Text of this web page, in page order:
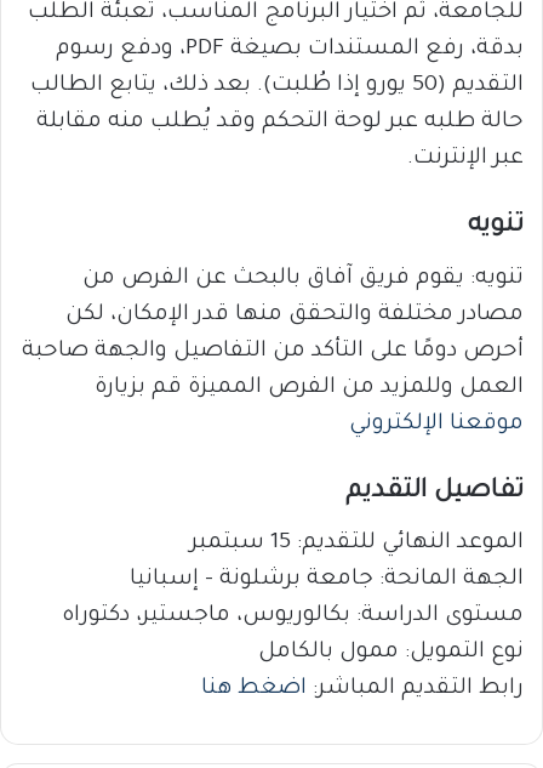
للجامعة، ثم اختيار البرنامج المناسب، تعبئة الطلب
بدقة، رفع المستندات بصيغة PDF، ودفع رسوم
التقديم (50 يورو إذا طُلبت). بعد ذلك، يتابع الطالب
حالة طلبه عبر لوحة التحكم وقد يُطلب منه مقابلة
عبر الإنترنت.
تنويه
تنويه: يقوم فريق آفاق بالبحث عن الفرص من
مصادر مختلفة والتحقق منها قدر الإمكان، لكن
أحرص دومًا على التأكد من التفاصيل والجهة صاحبة
العمل وللمزيد من الفرص المميزة قم بزيارة
موقعنا الإلكتروني
تفاصيل التقديم
الموعد النهائي للتقديم: 15 سبتمبر
الجهة المانحة: جامعة برشلونة – إسبانيا
مستوى الدراسة: بكالوريوس، ماجستير، دكتوراه
نوع التمويل: ممول بالكامل
رابط التقديم المباشر: اضغط هنا